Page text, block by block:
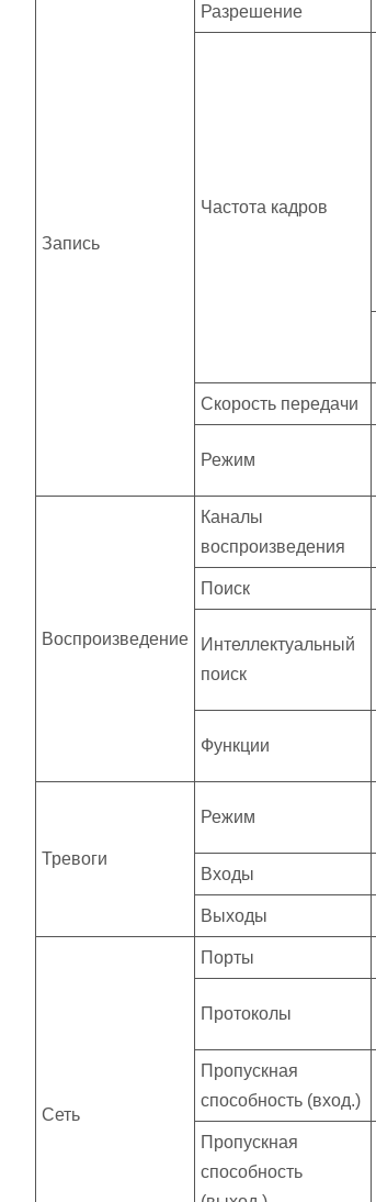
Запись
Разрешение
Частота кадров
Скорость передачи
Режим
Воспроизведение
Каналы
воспроизведения
Поиск
Интеллектуальный
поиск
Функции
Тревоги
Режим
Входы
Выходы
Сеть
Порты
Протоколы
Пропускная
способность (вход.)
Пропускная
способность